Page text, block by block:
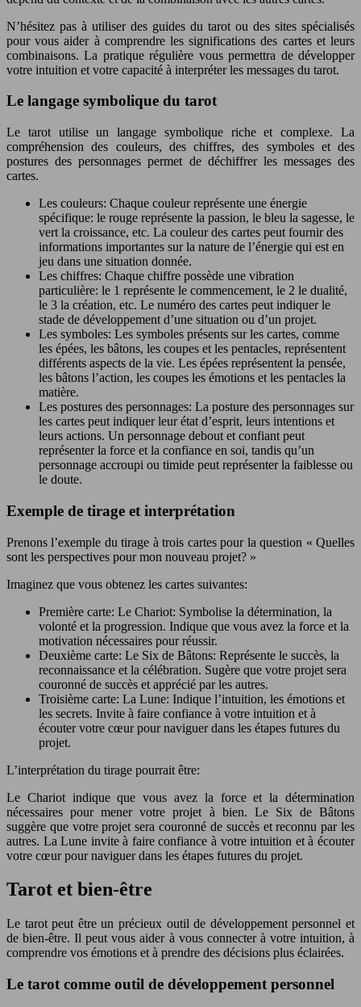
N’hésitez pas à utiliser des guides du tarot ou des sites spécialisés
pour vous aider à comprendre les significations des cartes et leurs
combinaisons. La pratique régulière vous permettra de développer
votre intuition et votre capacité à interpréter les messages du tarot.
Le langage symbolique du tarot
Le tarot utilise un langage symbolique riche et complexe. La
compréhension des couleurs, des chiffres, des symboles et des
postures des personnages permet de déchiffrer les messages des
cartes.
Les couleurs: Chaque couleur représente une énergie
spécifique: le rouge représente la passion, le bleu la sagesse, le
vert la croissance, etc. La couleur des cartes peut fournir des
informations importantes sur la nature de l’énergie qui est en
jeu dans une situation donnée.
Les chiffres: Chaque chiffre possède une vibration
particulière: le 1 représente le commencement, le 2 le dualité,
le 3 la création, etc. Le numéro des cartes peut indiquer le
stade de développement d’une situation ou d’un projet.
Les symboles: Les symboles présents sur les cartes, comme
les épées, les bâtons, les coupes et les pentacles, représentent
différents aspects de la vie. Les épées représentent la pensée,
les bâtons l’action, les coupes les émotions et les pentacles la
matière.
Les postures des personnages: La posture des personnages sur
les cartes peut indiquer leur état d’esprit, leurs intentions et
leurs actions. Un personnage debout et confiant peut
représenter la force et la confiance en soi, tandis qu’un
personnage accroupi ou timide peut représenter la faiblesse ou
le doute.
Exemple de tirage et interprétation
Prenons l’exemple du tirage à trois cartes pour la question « Quelles
sont les perspectives pour mon nouveau projet? »
Imaginez que vous obtenez les cartes suivantes:
Première carte: Le Chariot: Symbolise la détermination, la
volonté et la progression. Indique que vous avez la force et la
motivation nécessaires pour réussir.
Deuxième carte: Le Six de Bâtons: Représente le succès, la
reconnaissance et la célébration. Sugère que votre projet sera
couronné de succès et apprécié par les autres.
Troisième carte: La Lune: Indique l’intuition, les émotions et
les secrets. Invite à faire confiance à votre intuition et à
écouter votre cœur pour naviguer dans les étapes futures du
projet.
L’interprétation du tirage pourrait être:
Le Chariot indique que vous avez la force et la détermination
nécessaires pour mener votre projet à bien. Le Six de Bâtons
suggère que votre projet sera couronné de succès et reconnu par les
autres. La Lune invite à faire confiance à votre intuition et à écouter
votre cœur pour naviguer dans les étapes futures du projet.
Tarot et bien-être
Le tarot peut être un précieux outil de développement personnel et
de bien-être. Il peut vous aider à vous connecter à votre intuition, à
comprendre vos émotions et à prendre des décisions plus éclairées.
Le tarot comme outil de développement personnel